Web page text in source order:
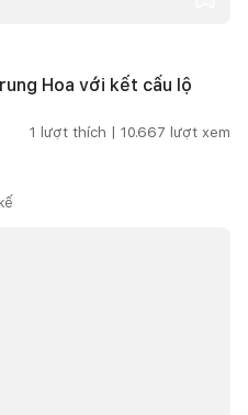
Hoa với kết cấu lộ
1 lượt thích | 10.667 lượt xem